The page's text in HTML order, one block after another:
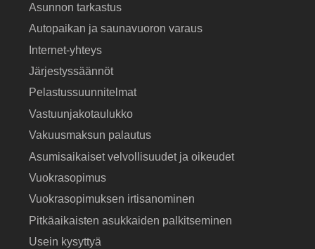
Asunnon tarkastus
Autopaikan ja saunavuoron varaus
Internet-yhteys
Järjestyssäännöt
Pelastussuunnitelmat
Vastuunjakotaulukko
Vakuusmaksun palautus
Asumisaikaiset velvollisuudet ja oikeudet
Vuokrasopimus
Vuokrasopimuksen irtisanominen
Pitkäaikaisten asukkaiden palkitseminen
Usein kysyttyä